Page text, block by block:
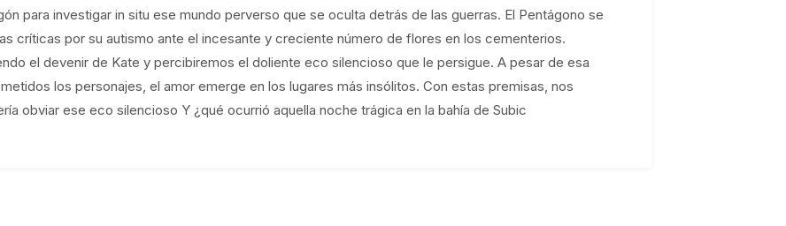
para investigar in situ ese mundo perverso que se oculta detrás de las guerras. El Pentágono se
críticas por su autismo ante el incesante y creciente número de flores en los cementerios.
el devenir de Kate y percibiremos el doliente eco silencioso que le persigue. A pesar de esa
los personajes, el amor emerge en los lugares más insólitos. Con estas premisas, nos
obviar ese eco silencioso Y ¿qué ocurrió aquella noche trágica en la bahía de Subic